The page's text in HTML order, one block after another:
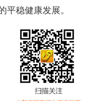
平稳健康发展。